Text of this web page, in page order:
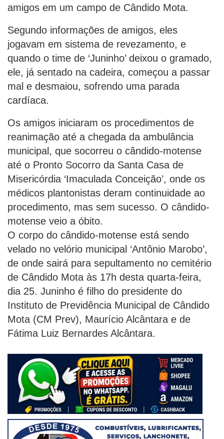
amigos em um campo de Cândido Mota.
Segundo informações de amigos, eles
jogavam em sistema de revezamento, e
quando o time de ‘Juninho’ deixou o gramado,
ele, já sentado na cadeira, começou a passar
mal e desmaiou, sofrendo uma parada
cardíaca.
Os amigos iniciaram os procedimentos de
reanimação até a chegada da ambulância
municipal, que socorreu o cândido-motense
até o Pronto Socorro da Santa Casa de
Misericórdia ‘Imaculada Conceição’, onde os
médicos plantonistas deram continuidade ao
procedimento, mas sem sucesso. O cândido-
motense veio a óbito.
O corpo do cândido-motense está sendo
velado no velório municipal ‘Antônio Marobo’,
de onde sairá para sepultamento no cemitério
de Cândido Mota às 17h desta quarta-feira,
dia 25. Juninho é filho do presidente do
Instituto de Previdência Municipal de Cândido
Mota (CM Prev), Maurício Alcântara e de
Fátima Luiz Bernardes Alcântara.